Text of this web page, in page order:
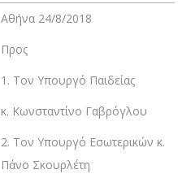
Αθήνα 24/8/2018
Προς
1. Τον Υπουργό Παιδείας
κ. Κωνσταντίνο Γαβρόγλου
2. Τον Υπουργό Εσωτερικών κ.
Πάνο Σκουρλέτη